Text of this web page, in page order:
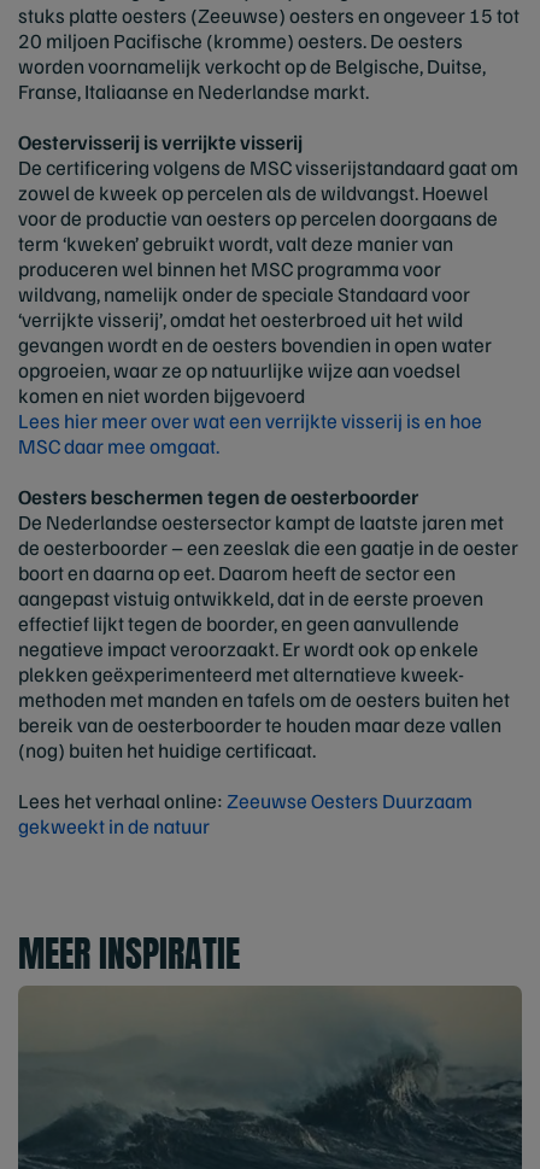
stuks platte oesters (Zeeuwse) oesters en ongeveer 15 tot
20 miljoen Pacifische (kromme) oesters. De oesters
worden voornamelijk verkocht op de Belgische, Duitse,
Franse, Italiaanse en Nederlandse markt.
Oestervisserij is verrijkte visserij
De certificering volgens de MSC visserijstandaard gaat om
zowel de kweek op percelen als de wildvangst. Hoewel
voor de productie van oesters op percelen doorgaans de
term ‘kweken’ gebruikt wordt, valt deze manier van
produceren wel binnen het MSC programma voor
wildvang, namelijk onder de speciale Standaard voor
‘verrijkte visserij’, omdat het oesterbroed uit het wild
gevangen wordt en de oesters bovendien in open water
opgroeien, waar ze op natuurlijke wijze aan voedsel
komen en niet worden bijgevoerd
Lees hier meer over wat een verrijkte visserij is en hoe
MSC daar mee omgaat.
Oesters beschermen tegen de oesterboorder
De Nederlandse oestersector kampt de laatste jaren met
de oesterboorder – een zeeslak die een gaatje in de oester
boort en daarna op eet. Daarom heeft de sector een
aangepast vistuig ontwikkeld, dat in de eerste proeven
effectief lijkt tegen de boorder, en geen aanvullende
negatieve impact veroorzaakt. Er wordt ook op enkele
plekken geëxperimenteerd met alternatieve kweek-
methoden met manden en tafels om de oesters buiten het
bereik van de oesterboorder te houden maar deze vallen
(nog) buiten het huidige certificaat.
Lees het verhaal online:Zeeuwse Oesters Duurzaam
gekweekt in de natuur
MEER INSPIRATIE